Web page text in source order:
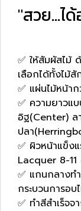
"สวย...ไ
✅ ให้สัมผัสไม้
เลือกได้ทั้งไม้สั
✅ แผ่นไม้หน้า
✅ ความยาวแ
อิฐ(Center) ล
ปลา
✅ ผิวหน้าแข็ง
Lacquer 8-11
✅ แกนกลางท
กระบวนการอ
✅ ทำสีสำเร็จ